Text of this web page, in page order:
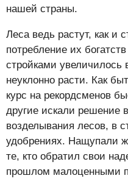
нашей страны.
Леса ведь растут, как и
потребление их
стройками увеличилось
неуклонно расти. Как
курс на рекордсменов
другие искали решение
возделывания лесов, в
удобрениях. Нащупали
те, кто обратил свои
прошлом малоценными